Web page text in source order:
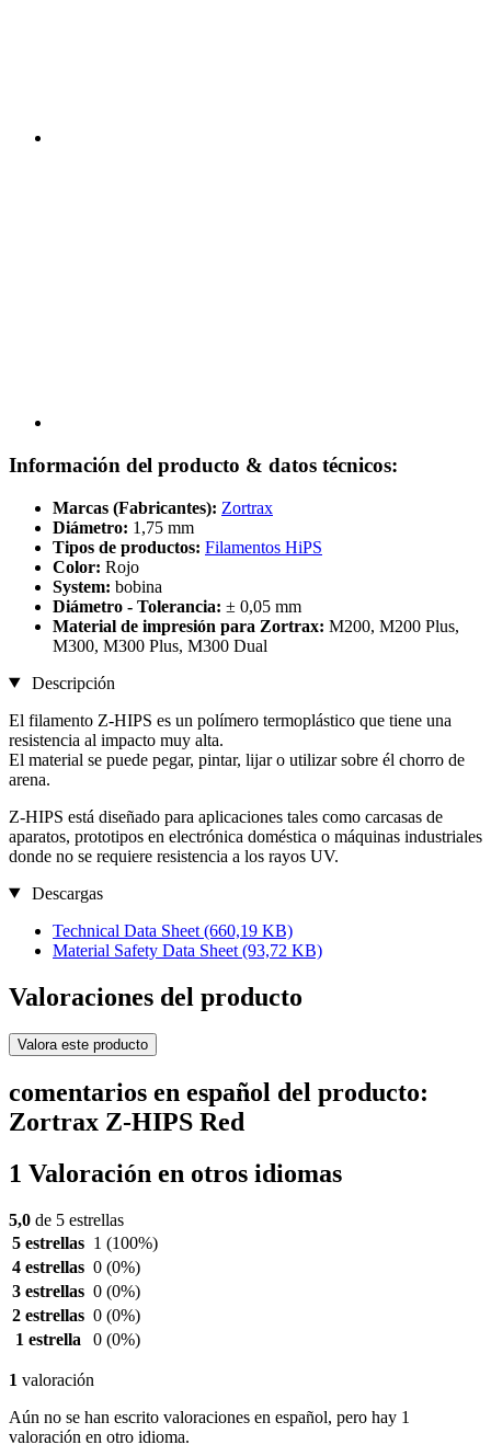
Información del producto & datos técnicos:
Marcas (Fabricantes): Zortrax
Diámetro: 1,75 mm
Tipos de productos: Filamentos HiPS
Color: Rojo
System: bobina
Diámetro - Tolerancia: ± 0,05 mm
Material de impresión para Zortrax: M200, M200 Plus,
M300, M300 Plus, M300 Dual
Descripción
El filamento Z-HIPS es un polímero termoplástico que tiene una
resistencia al impacto muy alta.
El material se puede pegar, pintar, lijar o utilizar sobre él chorro de
arena.
Z-HIPS está diseñado para aplicaciones tales como carcasas de
aparatos, prototipos en electrónica doméstica o máquinas industriales
donde no se requiere resistencia a los rayos UV.
Descargas
Technical Data Sheet (660,19 KB)
Material Safety Data Sheet (93,72 KB)
Valoraciones del producto
Valora este producto
comentarios en español del producto:
Zortrax Z-HIPS Red
1 Valoración en otros idiomas
5,0 de 5 estrellas
5 estrellas 1 (100%)
4 estrellas 0 (0%)
3 estrellas 0 (0%)
2 estrellas 0 (0%)
1 estrella
0 (0%)
1 valoración
Aún no se han escrito valoraciones en español, pero hay 1
valoración en otro idioma.